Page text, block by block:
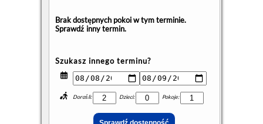
Brak dostępnych pokoi w tym terminie.
Sprawdź inny termin.
Szukasz innego terminu?
Dorośli: Dzieci: Pokoje: